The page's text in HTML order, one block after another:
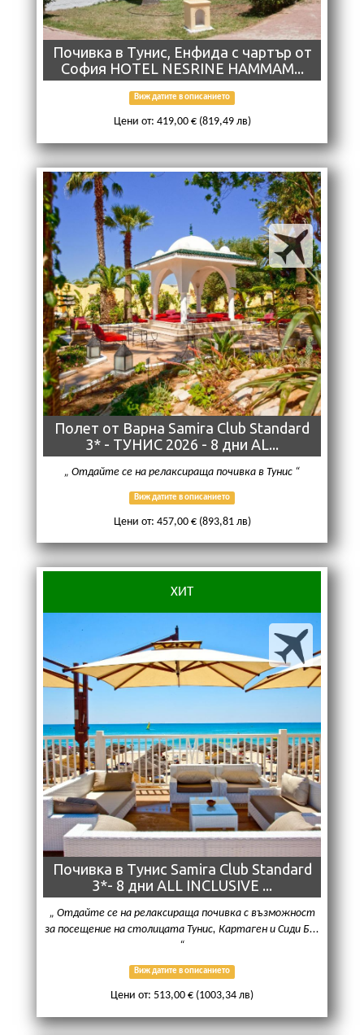
Почивка в Тунис, Енфида с чартър от
София HOTEL NESRINE HAMMAM...
Виж датите в описанието
Цени от: 419,00 € (819,49 лв)
Полет от Варна Samira Club Standard
3* - ТУНИС 2026 - 8 дни AL...
Отдайте се на релаксираща почивка в Тунис
Виж датите в описанието
Цени от: 457,00 € (893,81 лв)
ХИТ
Почивка в Тунис Samira Club Standard
3*- 8 дни ALL INCLUSIVE ...
Отдайте се на релаксираща почивка с възможност
за посещение на столицата Тунис, Картаген и Сиди Б...
Виж датите в описанието
Цени от: 513,00 € (1003,34 лв)